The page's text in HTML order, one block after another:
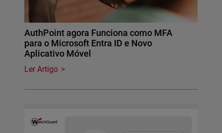
AuthPoint agora Funciona como MFA
para o Microsoft Entra ID e Novo
Aplicativo Móvel
Ler Artigo